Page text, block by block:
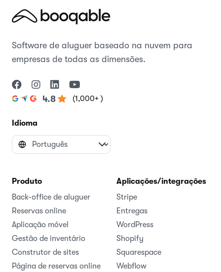
Software de aluguer baseado na nuvem para
empresas de todas as dimensões.
4.8 (1,000+ )
Idioma
Produto
Back-office de aluguer
Reservas online
Aplicação móvel
Gestão de inventário
Construtor de sites
Página de reservas online
Aplicações/integrações
Stripe
Entregas
WordPress
Shopify
Squarespace
Webflow